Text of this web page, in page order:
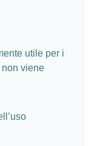
utile per i
viene